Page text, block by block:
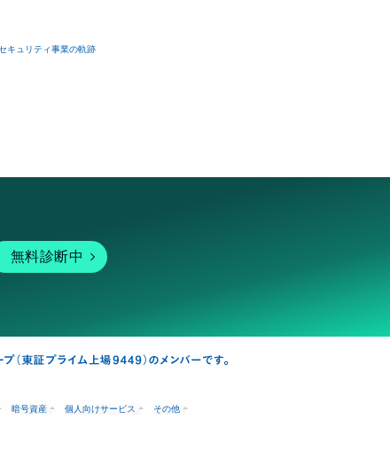
キュリティ事業の軌跡
無料診断中
暗号資産 個人向けサービス その他